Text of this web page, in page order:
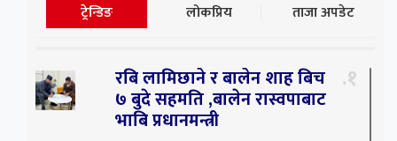
ट्रेन्डिङ लोकप्रिय ताजा अपडेट
रबि लामिछाने र बालेन शाह बिच
७ बुदे सहमति ,बालेन रास्वपाबाट
भाबि प्रधानमन्त्री
१